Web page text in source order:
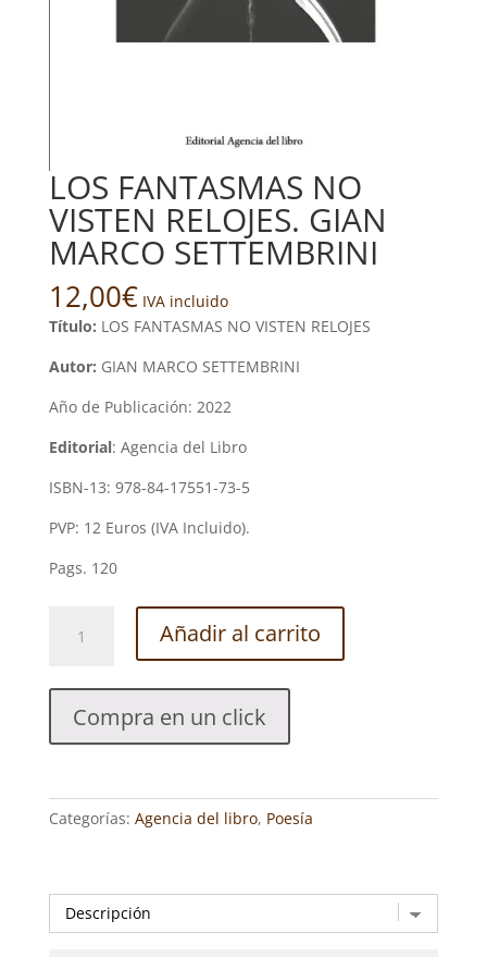
LOS FANTASMAS NO
VISTEN RELOJES. GIAN
MARCO SETTEMBRINI
12,00€ IVA incluido
Título: LOS FANTASMAS NO VISTEN RELOJES
Autor: GIAN MARCO SETTEMBRINI
Año de Publicación: 2022
Editorial: Agencia del Libro
ISBN-13: 978-84-17551-73-5
PVP: 12 Euros (IVA Incluido).
Pags. 120
FANTASMAS
VISTEN
RELOJES.
GIAN
SETTEMBRINI
cantidad
Añadir al carrito
Compra en un click
Categorías: Agencia del libro, Poesía